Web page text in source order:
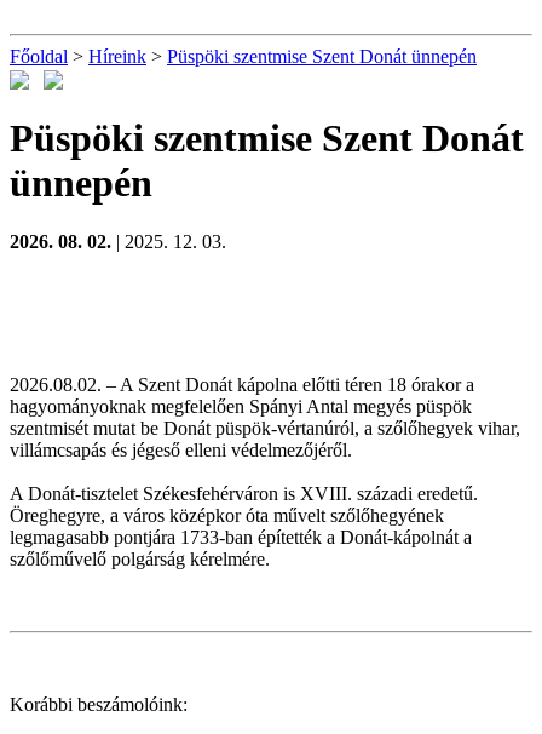
Főoldal > Híreink > Püspöki szentmise Szent Donát ünnepén
Püspöki szentmise Szent Donát
ünnepén
2026. 08. 02. | 2025. 12. 03.
2026.08.02. – A Szent Donát kápolna előtti téren 18 órakor a
hagyományoknak megfelelően Spányi Antal megyés püspök
szentmisét mutat be Donát püspök-vértanúról, a szőlőhegyek vihar,
villámcsapás és jégeső elleni védelmezőjéről.
A Donát-tisztelet Székesfehérváron is XVIII. századi eredetű.
Öreghegyre, a város középkor óta művelt szőlőhegyének
legmagasabb pontjára 1733-ban építették a Donát-kápolnát a
szőlőművelő polgárság kérelmére.
Korábbi beszámolóink: